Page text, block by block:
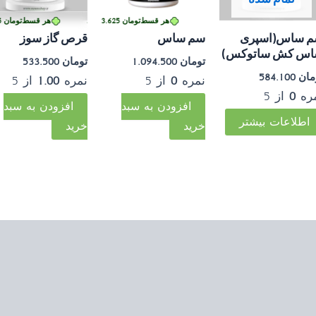
ساس(اسپری
کش ساتوکس)
0از 5
اطلاعات بیشتر
هر قسطتومان273.625 خرید قسطی با ترب‌پی قسطی با ترب‌پی بدون کارمزد
سم ساس
تومان
نمره0از 5
افزودن به سبد
خرید
هر قسطتومان133.375 هر قسطتومان133.375
• خرید قسطی با ترب‌پی بدون کارمزد
قرص گاز سوز
تومان 533.500
نمره1.00 از 5
افزودن به سبد
خرید